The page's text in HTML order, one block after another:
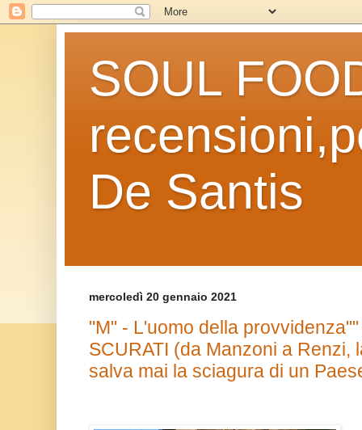
SOUL
De Santis
mercoledì 20 gennaio 2021
"M" - L'uomo della
SCURATI (da Manzoni a Renzi,
salva mai la sciagura di un